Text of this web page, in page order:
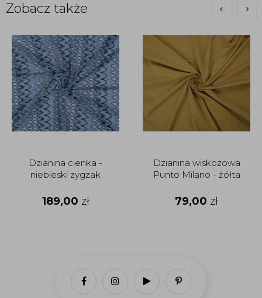
Zobacz także
Dzianina cienka -
niebieski zygzak
189,00 zł
Dzianina wiskozowa
Punto Milano - żółta
79,00 zł